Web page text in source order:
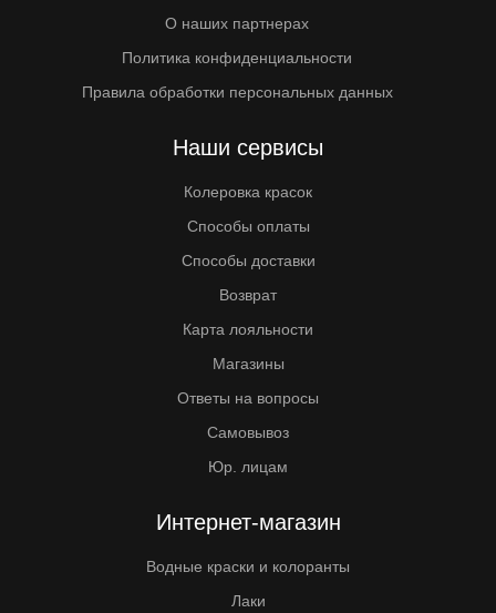
О наших партнерах
Политика конфиденциальности
Правила обработки персональных данных
Наши сервисы
Колеровка красок
Способы оплаты
Способы доставки
Возврат
Карта лояльности
Магазины
Ответы на вопросы
Самовывоз
Юр. лицам
Интернет-магазин
Водные краски и колоранты
Лаки